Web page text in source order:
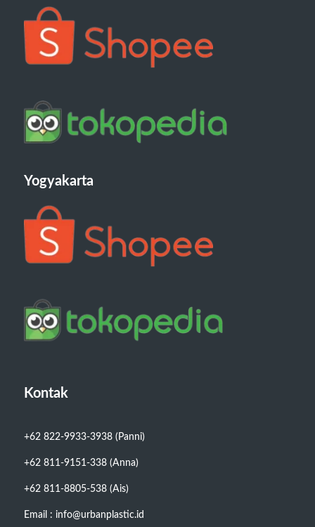
Yogyakarta
Kontak
+62 822-9933-3938 (Panni)
+62 811-9151-338 (Anna)
+62 811-8805-538 (Ais)
Email : info@urbanplastic.id